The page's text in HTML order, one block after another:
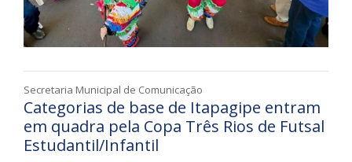
Secretaria Municipal de Comunicação
Categorias de base de Itapagipe entram
em quadra pela Copa Três Rios de Futsal
Estudantil/Infantil